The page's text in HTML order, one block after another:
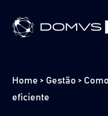
Home > Gestão >
eficiente